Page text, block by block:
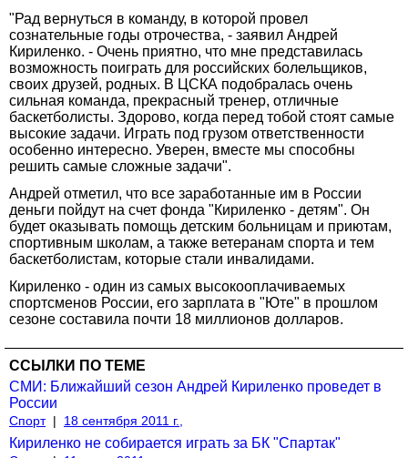
"Рад вернуться в команду, в которой провел
сознательные годы отрочества, - заявил Андрей
Кириленко. - Очень приятно, что мне представилась
возможность поиграть для российских болельщиков,
своих друзей, родных. В ЦСКА подобралась очень
сильная команда, прекрасный тренер, отличные
баскетболисты. Здорово, когда перед тобой стоят самые
высокие задачи. Играть под грузом ответственности
особенно интересно. Уверен, вместе мы способны
решить самые сложные задачи".
Андрей отметил, что все заработанные им в России
деньги пойдут на счет фонда "Кириленко - детям". Он
будет оказывать помощь детским больницам и приютам,
спортивным школам, а также ветеранам спорта и тем
баскетболистам, которые стали инвалидами.
Кириленко - один из самых высокооплачиваемых
спортсменов России, его зарплата в "Юте" в прошлом
сезоне составила почти 18 миллионов долларов.
ССЫЛКИ ПО ТЕМЕ
СМИ: Ближайший сезон Андрей Кириленко проведет в
России
Спорт | 18 сентября 2011 г.,
Кириленко не собирается играть за БК "Спартак"